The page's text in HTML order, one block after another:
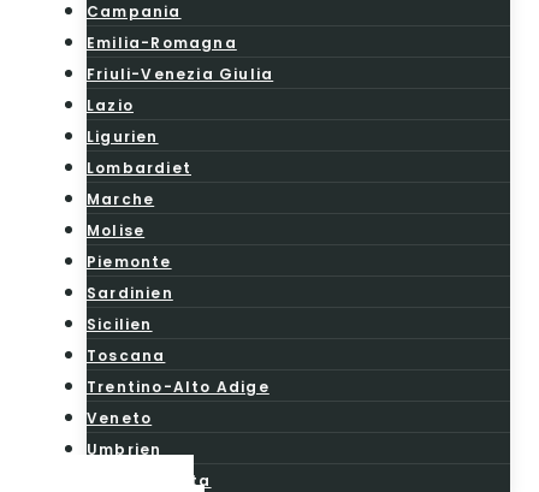
Campania
Emilia-Romagna
Friuli-Venezia Giulia
Lazio
Ligurien
Lombardiet
Marche
Molise
Piemonte
Sardinien
Sicilien
Toscana
Trentino-Alto Adige
Veneto
Umbrien
Valle d’Aosta